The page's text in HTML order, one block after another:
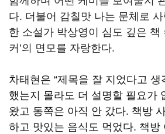
다. 더불어 감칠맛 나는 문체로
한 소설가 박상영이 심도 깊은 책
커 ’의 면모를 자랑한다.
차태현은 “제목을 잘 지었다고 생
했는지 몰라도 더 설명할 필요가
왔고 동쪽은 아직 안 갔다. 책방
하고 맛있는 음식도 먹었다. 책방